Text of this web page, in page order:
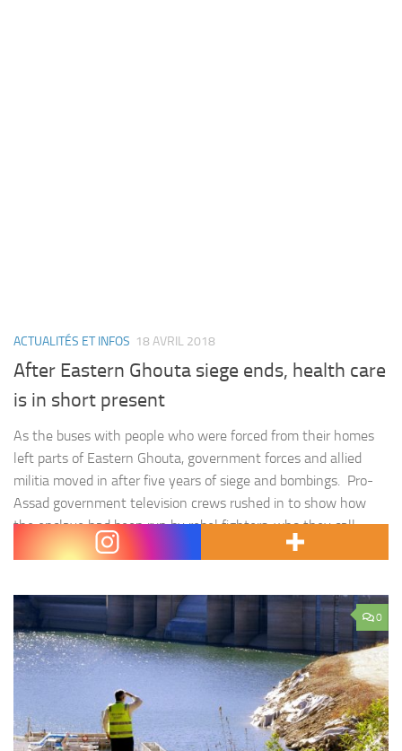
ACTUALITÉS ET INFOS 18 AVRIL 2018
After Eastern Ghouta siege ends, health care
is in short present
As the buses with people who were forced from their homes
left parts of Eastern Ghouta, government forces and allied
militia moved in after five years of siege and bombings. Pro-
Assad government television crews rushed in to show how
the enclave had been run by rebel fighters, who they call
« terrorists ». Relentless bombardment had forced…
0